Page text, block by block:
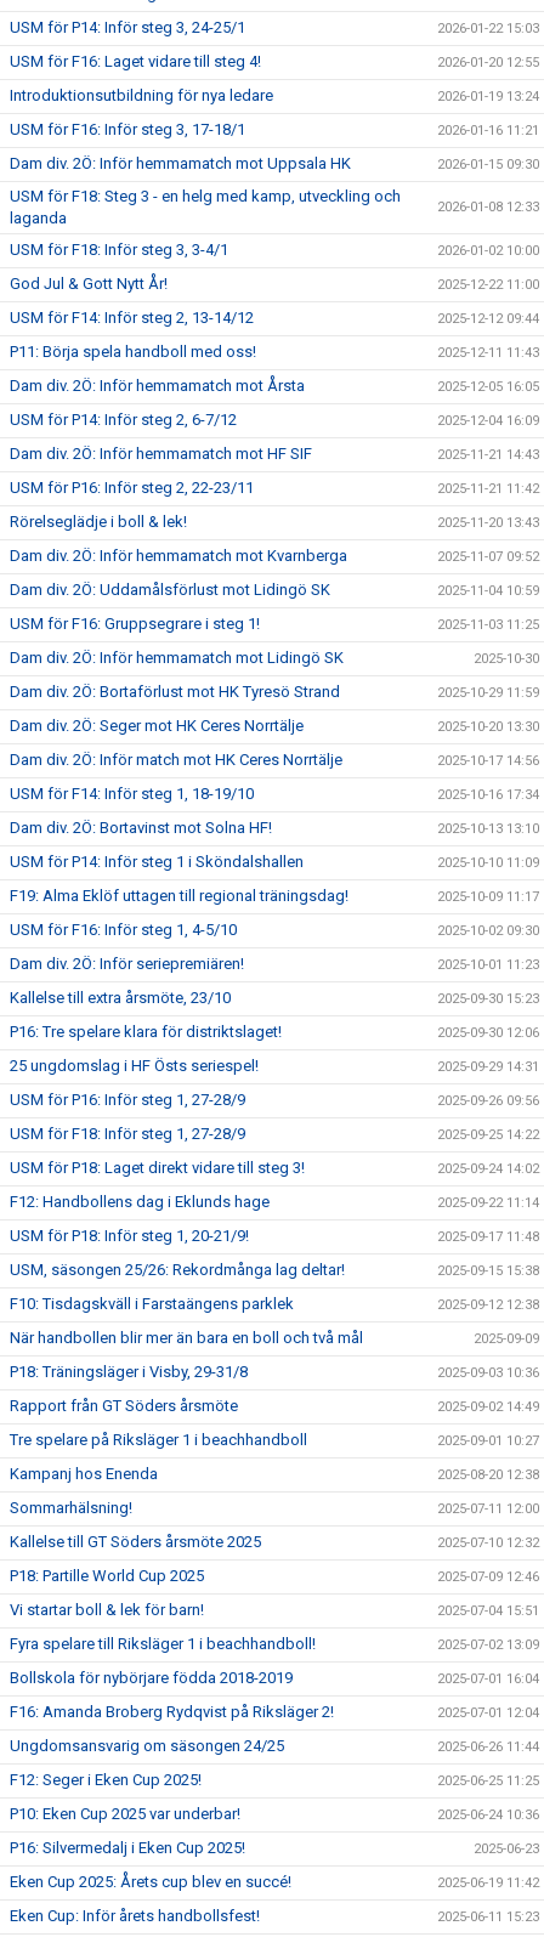
USM för P14: Inför steg 3, 24-25/1 2026-01-22 15:03
USM för F16: Laget vidare till steg 4! 2026-01-20 12:55
Introduktionsutbildning för nya ledare 2026-01-19 13:24
USM för F16: Inför steg 3, 17-18/1 2026-01-16 11:21
Dam div. 2Ö: Inför hemmamatch mot Uppsala HK 2026-01-15 09:30
USM för F18: Steg 3 - en helg med kamp, utveckling och
laganda
2026-01-08 12:33
USM för F18: Inför steg 3, 3-4/1 2026-01-02 10:00
God Jul & Gott Nytt År! 2025-12-22 11:00
USM för F14: Inför steg 2, 13-14/12 2025-12-12 09:44
P11: Börja spela handboll med oss! 2025-12-11 11:43
Dam div. 2Ö: Inför hemmamatch mot Årsta 2025-12-05 16:05
USM för P14: Inför steg 2, 6-7/12 2025-12-04 16:09
Dam div. 2Ö: Inför hemmamatch mot HF SIF 2025-11-21 14:43
USM för P16: Inför steg 2, 22-23/11 2025-11-21 11:42
Rörelseglädje i boll & lek! 2025-11-20 13:43
Dam div. 2Ö: Inför hemmamatch mot Kvarnberga 2025-11-07 09:52
Dam div. 2Ö: Uddamålsförlust mot Lidingö SK 2025-11-04 10:59
USM för F16: Gruppsegrare i steg 1! 2025-11-03 11:25
Dam div. 2Ö: Inför hemmamatch mot Lidingö SK 2025-10-30
Dam div. 2Ö: Bortaförlust mot HK Tyresö Strand 2025-10-29 11:59
Dam div. 2Ö: Seger mot HK Ceres Norrtälje 2025-10-20 13:30
Dam div. 2Ö: Inför match mot HK Ceres Norrtälje 2025-10-17 14:56
USM för F14: Inför steg 1, 18-19/10 2025-10-16 17:34
Dam div. 2Ö: Bortavinst mot Solna HF! 2025-10-13 13:10
USM för P14: Inför steg 1 i Sköndalshallen 2025-10-10 11:09
F19: Alma Eklöf uttagen till regional träningsdag! 2025-10-09 11:17
USM för F16: Inför steg 1, 4-5/10 2025-10-02 09:30
Dam div. 2Ö: Inför seriepremiären! 2025-10-01 11:23
Kallelse till extra årsmöte, 23/10 2025-09-30 15:23
P16: Tre spelare klara för distriktslaget! 2025-09-30 12:06
25 ungdomslag i HF Östs seriespel! 2025-09-29 14:31
USM för P16: Inför steg 1, 27-28/9 2025-09-26 09:56
USM för F18: Inför steg 1, 27-28/9 2025-09-25 14:22
USM för P18: Laget direkt vidare till steg 3! 2025-09-24 14:02
F12: Handbollens dag i Eklunds hage 2025-09-22 11:14
USM för P18: Inför steg 1, 20-21/9! 2025-09-17 11:48
USM, säsongen 25/26: Rekordmånga lag deltar! 2025-09-15 15:38
F10: Tisdagskväll i Farstaängens parklek 2025-09-12 12:38
När handbollen blir mer än bara en boll och två mål 2025-09-09
P18: Träningsläger i Visby, 29-31/8 2025-09-03 10:36
Rapport från GT Söders årsmöte 2025-09-02 14:49
Tre spelare på Riksläger 1 i beachhandboll 2025-09-01 10:27
Kampanj hos Enenda 2025-08-20 12:38
Sommarhälsning! 2025-07-11 12:00
Kallelse till GT Söders årsmöte 2025 2025-07-10 12:32
P18: Partille World Cup 2025 2025-07-09 12:46
Vi startar boll & lek för barn! 2025-07-04 15:51
Fyra spelare till Riksläger 1 i beachhandboll! 2025-07-02 13:09
Bollskola för nybörjare födda 2018-2019 2025-07-01 16:04
F16: Amanda Broberg Rydqvist på Riksläger 2! 2025-07-01 12:04
Ungdomsansvarig om säsongen 24/25 2025-06-26 11:44
F12: Seger i Eken Cup 2025! 2025-06-25 11:25
P10: Eken Cup 2025 var underbar! 2025-06-24 10:36
P16: Silvermedalj i Eken Cup 2025! 2025-06-23
Eken Cup 2025: Årets cup blev en succé! 2025-06-19 11:42
Eken Cup: Inför årets handbollsfest! 2025-06-11 15:23